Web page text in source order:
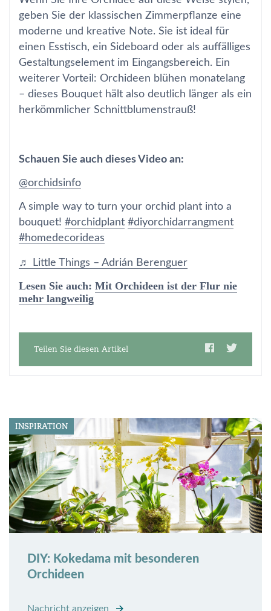
geben Sie der klassischen Zimmerpflanze eine
moderne und kreative Note. Sie ist ideal für
einen Esstisch, ein Sideboard oder als auffälliges
Gestaltungselement im Eingangsbereich. Ein
weiterer Vorteil: Orchideen blühen monatelang
– dieses Bouquet hält also deutlich länger als ein
herkömmlicher Schnittblumenstrauß!
Schauen Sie auch dieses Video an:
@orchidsinfo
A simple way to turn your orchid plant into a
bouquet! #orchidplant #diyorchidarrangment
#homedecorideas
♬ Little Things – Adrián Berenguer
Lesen Sie auch: Mit Orchideen ist der Flur nie
mehr langweilig
Teilen Sie diesen Artikel
INSPIRATION
DIY: Kokedama mit besonderen
Orchideen
Nachricht anzeigen